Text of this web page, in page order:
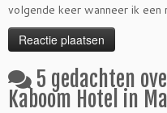
volgende keer wanneer ik een
5 gedachten
Kaboom Hotel in